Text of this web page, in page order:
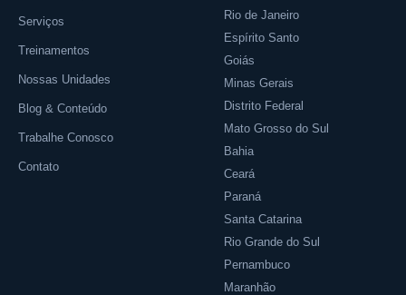
Serviços
Treinamentos
Nossas Unidades
Blog & Conteúdo
Trabalhe Conosco
Contato
Rio de Janeiro
Espírito Santo
Goiás
Minas Gerais
Distrito Federal
Mato Grosso do Sul
Bahia
Ceará
Paraná
Santa Catarina
Rio Grande do Sul
Pernambuco
Maranhão